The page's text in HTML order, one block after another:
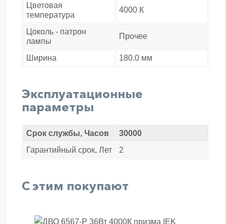
Цветовая
температура
4000 К
Цоколь - патрон
лампы
Прочее
Ширина 180.0 мм
Эксплуатационные
параметры
Срок службы, Часов
30000
Гарантийный срок, Лет
2
С этим покупают